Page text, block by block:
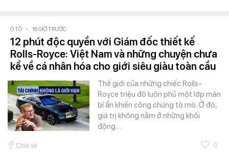
Ô TÔ - 16 GIỜ TRƯỚC
12 phút độc quyền với Giám đốc thiết kế
Rolls-Royce: Việt Nam và những chuyện chưa
kể về cá nhân hóa cho giới siêu giàu toàn cầu
Thế giới của những chiếc Rolls-
Royce triệu đô luôn phủ một lớp màn
bí ẩn khiến công chúng tò mò. Ở đó,
giá trị không nằm ở những khối
động…
Chia sẻ 0